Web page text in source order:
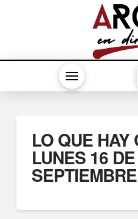
LO QUE HAY
LUNES 16 DE